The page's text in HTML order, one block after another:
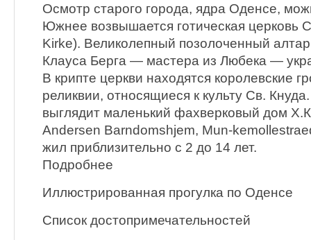
Осмотр старого города, ядра Оденсе,
Южнее возвышается готическая церковь
Kirke). Великолепный позолоченный
Клауса Берга — мастера из Любека —
В крипте церкви находятся королевские
реликвии, относящиеся к культу Св.
выглядит маленький фахверковый дом
Andersen Barndomshjem, Mun-
жил приблизительно с 2 до 14 лет.
Подробнее
Иллюстрированная прогулка по Оденсе
Список достопримечательностей